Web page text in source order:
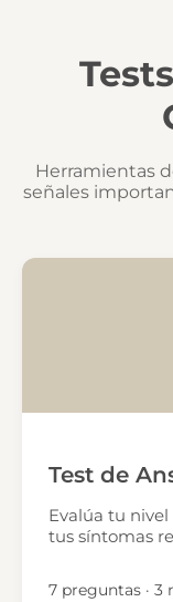
Herramientas
señales
Test de
Evalúa tu
tus síntomas
7 preguntas · 3